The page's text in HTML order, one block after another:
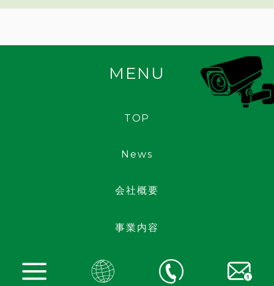
TOP
News
会社概要
事業内容